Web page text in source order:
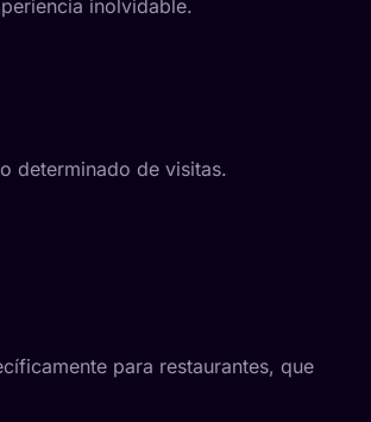
inolvidable.
determinado de visitas.
para restaurantes, que